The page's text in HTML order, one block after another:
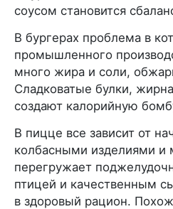
соусом становится
В бургерах проблема в
промышленного
много жира и соли,
Сладковатые булки,
создают калорийную
В пицце все зависит от
колбасными изделиями и
перегружает
птицей и качественным
в здоровый рацион.